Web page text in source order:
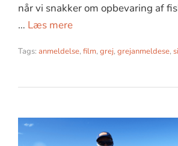
når vi snakker om opbevaring af
… Læs mere
Tags: anmeldelse, film, grej, grejanmeldese,